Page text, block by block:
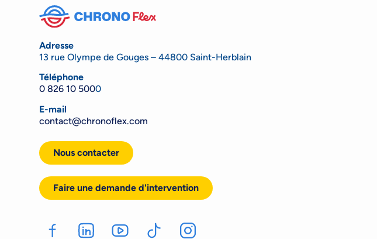
Adresse
13 rue Olympe de Gouges – 44800 Saint-Herblain
Téléphone
0 826 10 5000
E-mail
contact@chronoflex.com
Nous contacter
Faire une demande d'intervention